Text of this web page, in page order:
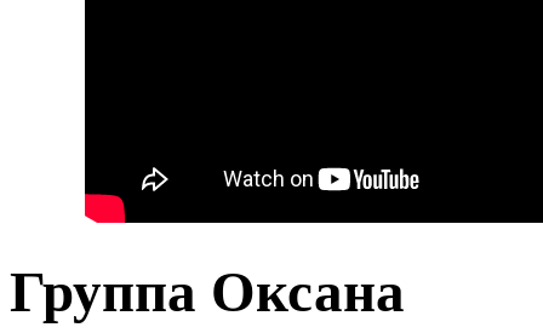
Группа Оксана